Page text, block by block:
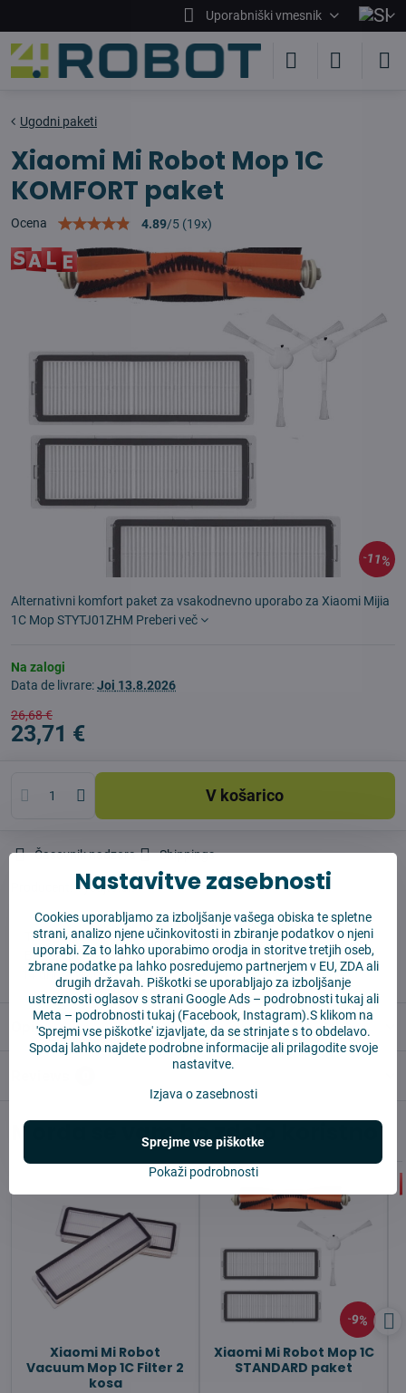
Uporabniški vmesnik
11%
Ugodni paketi
Xiaomi Mi Robot Mop 1C
KOMFORT paket
Ocena 4.89/5 (19x)
Alternativni komfort paket za vsakodnevno uporabo za Xiaomi Mijia
1C Mop STYTJ01ZHM Preberi več
Na zalogi
Data de livrare:Joi 13.8.2026
26,68 €
23,71 €
V košarico
Časovnik nadzora Shippings
Vysajto.sk
✅ Takoj pripravljeno za pošiljanje
✅ BREZPLAČNA dostava nad 55 EUR
✅14 dni za vračilo blaga
Opis
Morda se vam bo zdelo koristno
Xiaomi Mi Robot
Vacuum Mop 1C Filter 2
kosa
9%
Xiaomi Mi Robot Mop 1C
STANDARD paket
Nastavitve zasebnosti
Cookies uporabljamo za izboljšanje vašega obiska te spletne
strani, analizo njene učinkovitosti in zbiranje podatkov o njeni
uporabi. Za to lahko uporabimo orodja in storitve tretjih oseb,
zbrane podatke pa lahko posredujemo partnerjem v EU, ZDA ali
drugih državah. Piškotki se uporabljajo za izboljšanje
ustreznosti oglasov s strani Google Ads – podrobnosti tukajali
Meta – podrobnosti tukaj (Facebook, Instagram).S klikom na
'Sprejmi vse piškotke' izjavljate, da se strinjate s to obdelavo.
Spodaj lahko najdete podrobne informacije ali prilagodite svoje
nastavitve.
Izjava o zasebnosti
Pokaži podrobnosti
Sprejme vse piškotke